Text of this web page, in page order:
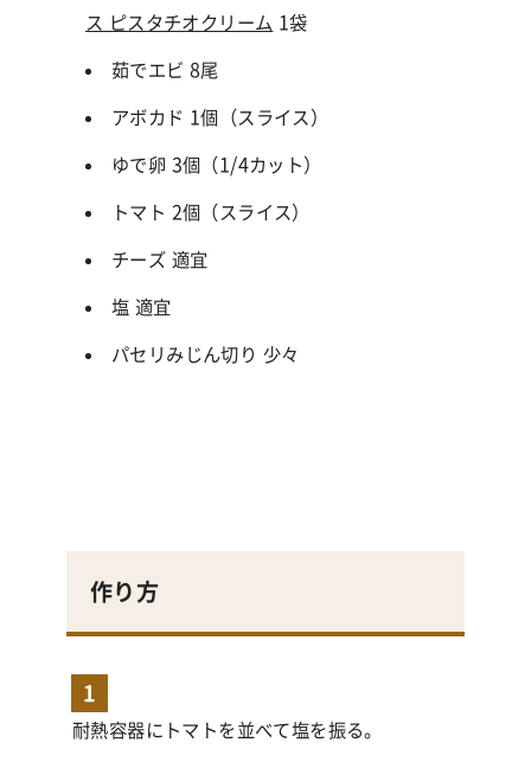
ス ピスタチオクリーム 1袋
茹でエビ 8尾
アボカド 1個（スライス）
ゆで卵 3個（1/4カット）
トマト 2個（スライス）
チーズ 適宜
塩 適宜
パセリみじん切り 少々
作り方
1
耐熱容器にトマトを並べて塩を振る。